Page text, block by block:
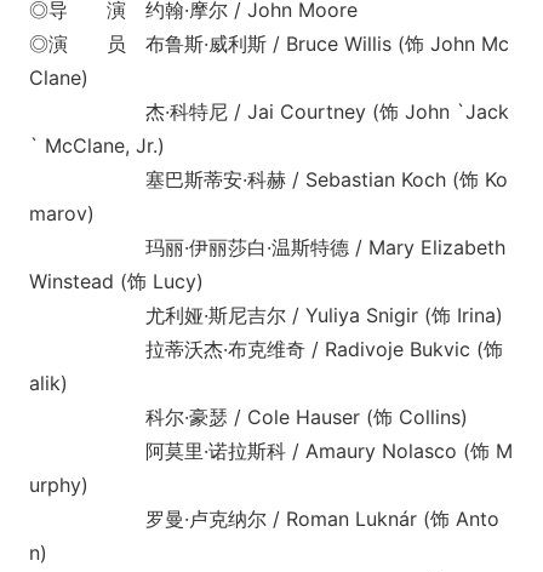
◎导 演 约翰·摩尔 / John Moore
◎演 员 布鲁斯·威利斯 / Bruce Willis (饰 John Mc
Clane)
杰·科特尼 / Jai Courtney (饰 John `Jack
` McClane, Jr.)
塞巴斯蒂安·科赫 / Sebastian Koch (饰 Ko
marov)
玛丽·伊丽莎白·温斯特德 / Mary Elizabeth
Winstead (饰 Lucy)
尤利娅·斯尼吉尔 / Yuliya Snigir (饰 Irina)
拉蒂沃杰·布克维奇 / Radivoje Bukvic (饰
alik)
科尔·豪瑟 / Cole Hauser (饰 Collins)
阿莫里·诺拉斯科 / Amaury Nolasco (饰 M
urphy)
罗曼·卢克纳尔 / Roman Luknár (饰 Anto
n)